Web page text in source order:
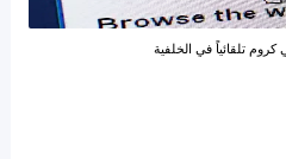
تلقائياً في الخلفية